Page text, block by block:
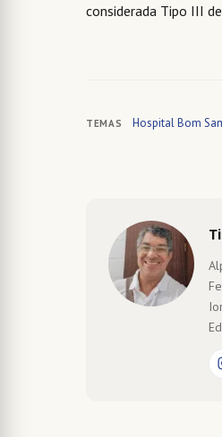
considerada Tipo III
TEMAS Hospital Bom